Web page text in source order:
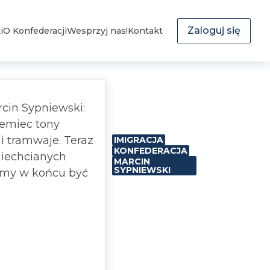
O KonfederacjiWesprzyj nas!Kontakt Zaloguj się
Sypniewski:
tony
tramwaje. Teraz
w końcu być
IMIGRACJA
KONFEDERACJA
MARCIN
SYPNIEWSKI